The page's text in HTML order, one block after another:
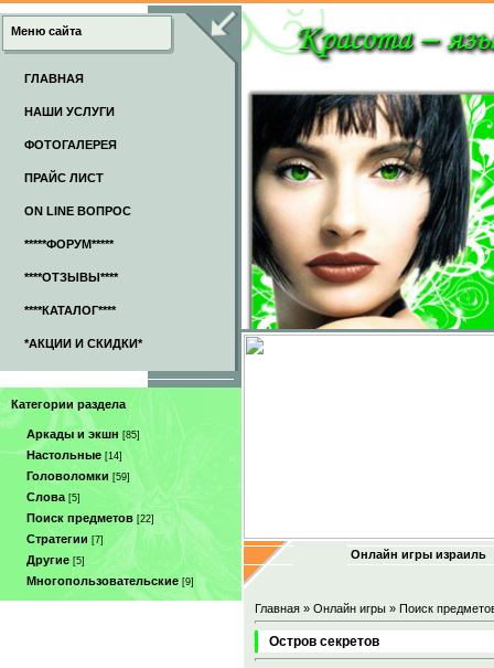
Меню сайта
ГЛАВНАЯ
НАШИ УСЛУГИ
ФОТОГАЛЕРЕЯ
ПРАЙС ЛИСТ
ON LINE ВОПРОС
*****ФОРУМ*****
****ОТЗЫВЫ****
****КАТАЛОГ****
*АКЦИИ И СКИДКИ*
Категории раздела
Аркады и экшн [85]
Настольные [14]
Головоломки [59]
Слова [5]
Поиск предметов [22]
Стратегии [7]
Другие [5]
Многопользовательские [9]
Онлайн игры израиль
Главная » Онлайн игры » Поиск
Остров секретов